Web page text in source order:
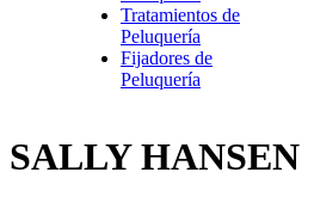
Tratamientos de
Peluquería
Fijadores de
Peluquería
SALLY HANSEN